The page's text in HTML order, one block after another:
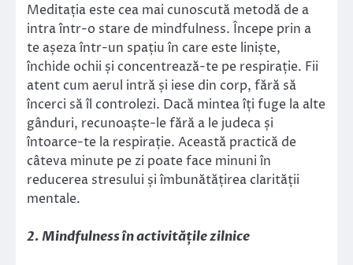
Meditația este cea mai cunoscută metodă de a
intra într-o stare de mindfulness. Începe prin a
te așeza într-un spațiu în care este liniște,
închide ochii și concentrează-te pe respirație. Fii
atent cum aerul intră și iese din corp, fără să
încerci să îl controlezi. Dacă mintea îți fuge la alte
gânduri, recunoaște-le fără a le judeca și
întoarce-te la respirație. Această practică de
câteva minute pe zi poate face minuni în
reducerea stresului și îmbunătățirea clarității
mentale.
2. Mindfulness în activitățile zilnice